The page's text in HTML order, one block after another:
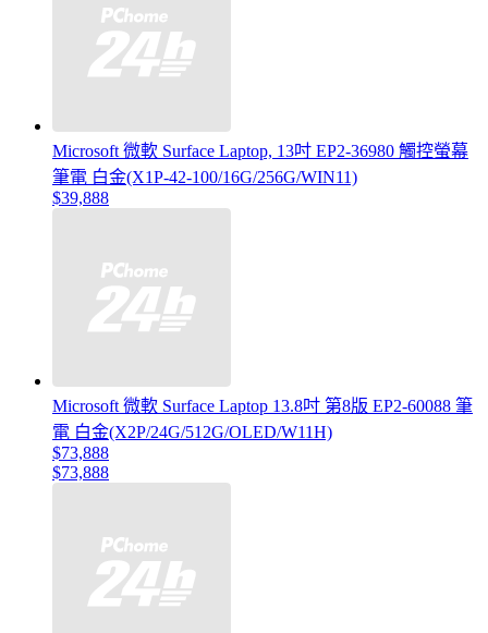
Microsoft 微軟 Surface Laptop, 13吋 EP2-36980 觸控螢幕
筆電 白金(X1P-42-100/16G/256G/WIN11)
$39,888
Microsoft 微軟 Surface Laptop 13.8吋 第8版 EP2-60088 筆
電 白金(X2P/24G/512G/OLED/W11H)
$73,888
$73,888